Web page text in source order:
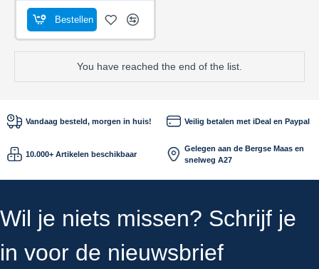
Bestellen
You have reached the end of the list.
Vandaag besteld, morgen in huis! Veilig betalen met iDeal en Paypal
10.000+ Artikelen beschikbaar
Gelegen aan de Bergse Maas en
snelweg A27
Wil je niets missen? Schrijf je
in voor de nieuwsbrief